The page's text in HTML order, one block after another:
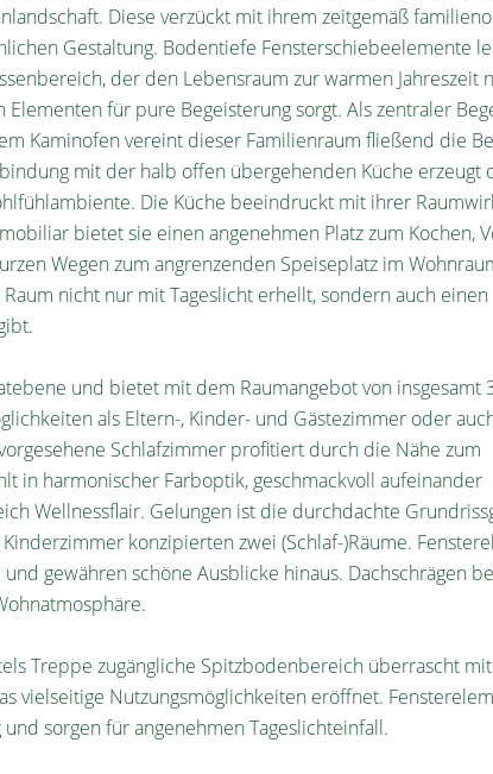
Diese verzückt mit ihrem zeitgemäß
Gestaltung. Bodentiefe Fensterschiebeelemente
der den Lebensraum zur warmen Jahreszeit
für pure Begeisterung sorgt. Als zentraler
Kaminofen vereint dieser Familienraum fließend die
mit der halb offen übergehenden Küche erzeugt
Die Küche beeindruckt mit ihrer
bietet sie einen angenehmen Platz zum Kochen,
Wegen zum angrenzenden Speiseplatz im
nicht nur mit Tageslicht erhellt, sondern auch einen
und bietet mit dem Raumangebot von insgesamt
als Eltern-, Kinder- und Gästezimmer oder
Schlafzimmer profitiert durch die Nähe zum
in harmonischer Farboptik, geschmackvoll aufeinander
Wellnessflair. Gelungen ist die durchdachte
konzipierten zwei (Schlaf-)Räume.
gewähren schöne Ausblicke hinaus. Dachschrägen
Treppe zugängliche Spitzbodenbereich überrascht
vielseitige Nutzungsmöglichkeiten eröffnet.
sorgen für angenehmen Tageslichteinfall.